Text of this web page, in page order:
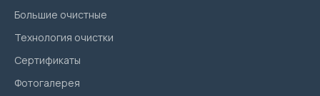
Большие очистные
Технология очистки
Сертификаты
Фотогалерея